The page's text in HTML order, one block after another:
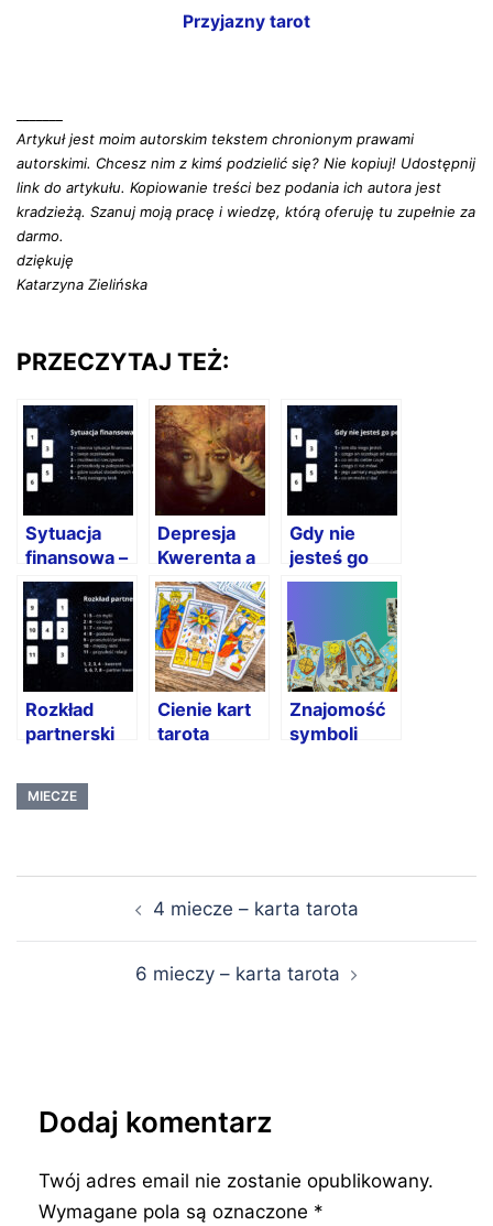
Przyjazny tarot
Artykuł jest moim autorskim tekstem chronionym prawami
autorskimi. Chcesz nim z kimś podzielić się? Nie kopiuj! Udostępnij
link do artykułu. Kopiowanie treści bez podania ich autora jest
kradzieżą. Szanuj moją pracę i wiedzę, którą oferuję tu zupełnie za
darmo.
dziękuję
Katarzyna Zielińska
PRZECZYTAJ TEŻ:
Sytuacja
finansowa –
rozkład
tarota
Depresja
Kwerenta a
wróżby
Gdy nie
jesteś go
pewna –
tarota
Rozkład
partnerski
Cienie kart
tarota
Znajomość
symboli
MIECZE
4 miecze – karta tarota
6 mieczy – karta tarota
Dodaj komentarz
Twój adres email nie zostanie opublikowany.
Wymagane pola są oznaczone *